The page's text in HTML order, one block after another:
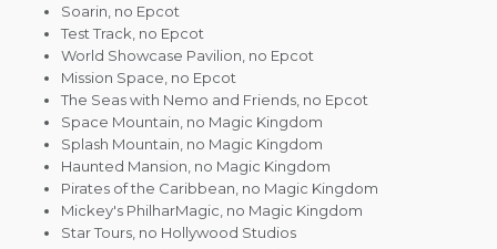
Soarin, no Epcot
Test Track, no Epcot
World Showcase Pavilion, no Epcot
Mission Space, no Epcot
The Seas with Nemo and Friends, no Epcot
Space Mountain, no Magic Kingdom
Splash Mountain, no Magic Kingdom
Haunted Mansion, no Magic Kingdom
Pirates of the Caribbean, no Magic Kingdom
Mickey's PhilharMagic, no Magic Kingdom
Star Tours, no Hollywood Studios